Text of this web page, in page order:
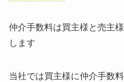
仲介手数料は買主様と売主
します
当社では買主様に仲介手数